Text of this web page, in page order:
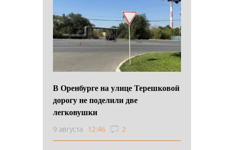
В Оренбурге на улице Терешковой
дорогу не поделили две
легковушки
9 августа 12:46 2